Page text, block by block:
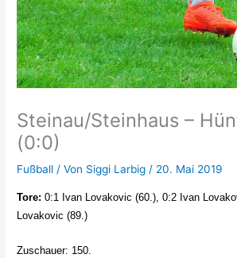
Steinau/Steinhaus –
(0:0)
Fußball / Von Siggi Larbig / 20. Mai 2019
Tore: 0:1 Ivan Lovakovic (60.), 0:2 Ivan
Lovakovic (89.)
Zuschauer: 150.